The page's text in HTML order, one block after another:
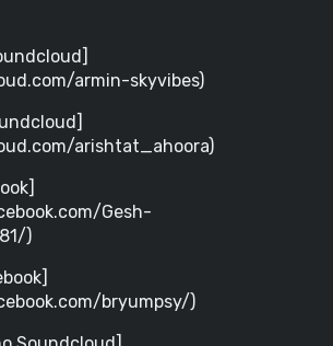
armin-skyvibes)
arishtat_ahoora)
Gesh-
)
bryumpsy/)